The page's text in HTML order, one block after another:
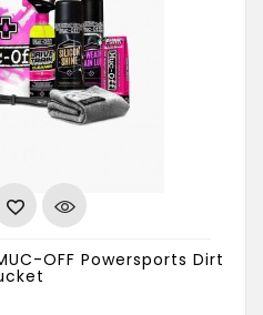
OFF Powersports Dirt